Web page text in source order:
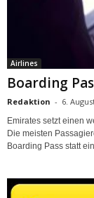
Airlines
Boarding
Redaktion - 6.
Emirates setzt einen
Die meisten
Boarding Pass statt